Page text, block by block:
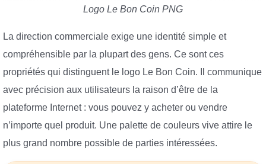
Logo Le Bon Coin PNG
La direction commerciale exige une identité simple et
compréhensible par la plupart des gens. Ce sont ces
propriétés qui distinguent le logo Le Bon Coin. Il communique
avec précision aux utilisateurs la raison d’être de la
plateforme Internet : vous pouvez y acheter ou vendre
n’importe quel produit. Une palette de couleurs vive attire le
plus grand nombre possible de parties intéressées.